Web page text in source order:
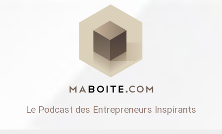
Le Podcast des Entrepreneurs Inspirants